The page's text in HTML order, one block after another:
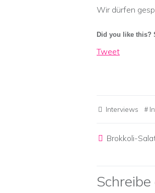
Wir dürfen
Did you like this?
Tweet
Interviews
Post
Brokkoli-